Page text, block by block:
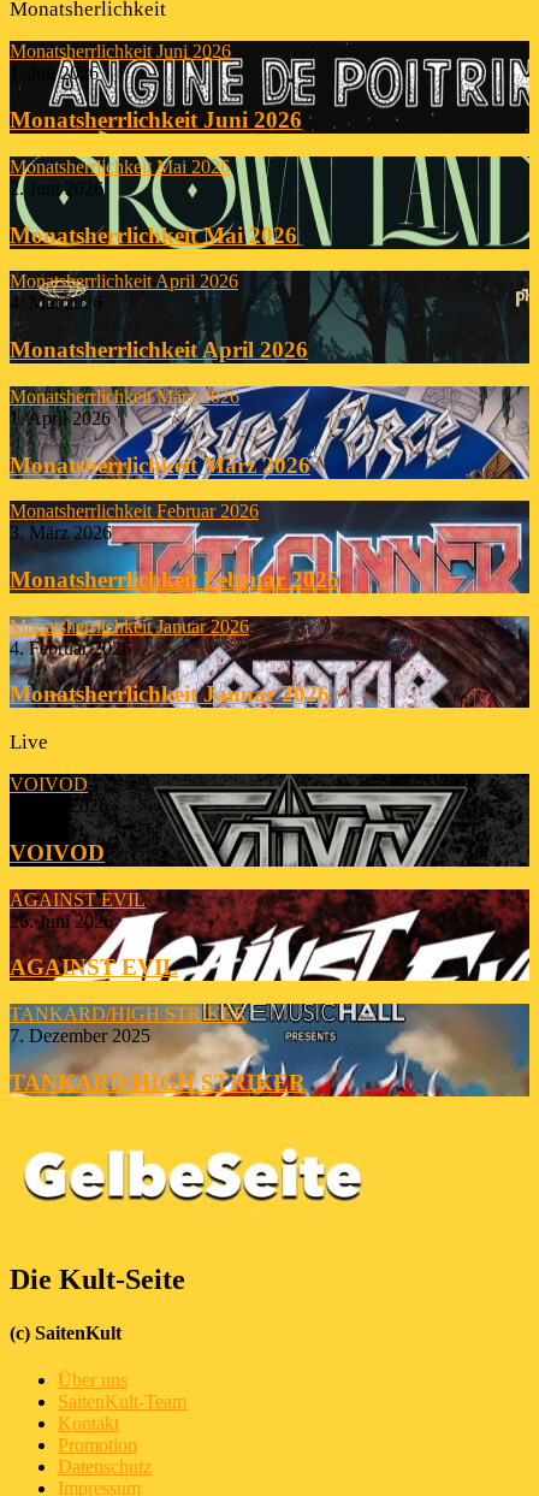
Monatsherlichkeit
Monatsherrlichkeit Juni 2026
1. Juli 2026
Monatsherrlichkeit Juni 2026
Monatsherrlichkeit Mai 2026
2. Juni 2026
Monatsherrlichkeit Mai 2026
Monatsherrlichkeit April 2026
4. Mai 2026
Monatsherrlichkeit April 2026
Monatsherrlichkeit März 2026
1. April 2026
Monatsherrlichkeit März 2026
Monatsherrlichkeit Februar 2026
3. März 2026
Monatsherrlichkeit Februar 2026
Monatsherrlichkeit Januar 2026
4. Februar 2026
Monatsherrlichkeit Januar 2026
Live
VOIVOD
23. Juli 2026
VOIVOD
AGAINST EVIL
26. Juni 2026
AGAINST EVIL
TANKARD/HIGH STRIKER
7. Dezember 2025
TANKARD/HIGH STRIKER
Die Kult-Seite
(c) SaitenKult
Über uns
SaitenKult-Team
Kontakt
Promotion
Datenschutz
Impressum